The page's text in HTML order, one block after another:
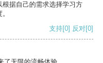
据自己的需求选择学习方
支持[0] 反对[0]